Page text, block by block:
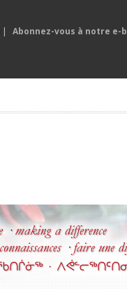
| Abonnez-vous à notre e-